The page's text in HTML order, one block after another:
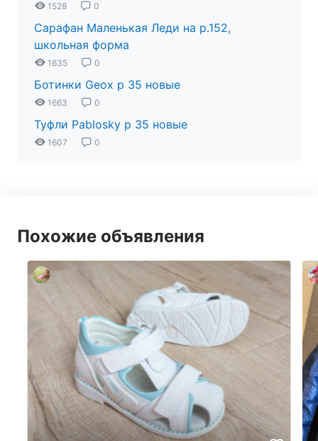
1528 0
Сарафан Маленькая Леди на р.152,
школьная форма
1635 0
Ботинки Geox р 35 новые
1663 0
Туфли Pablosky р 35 новые
1607 0
Похожие объявления